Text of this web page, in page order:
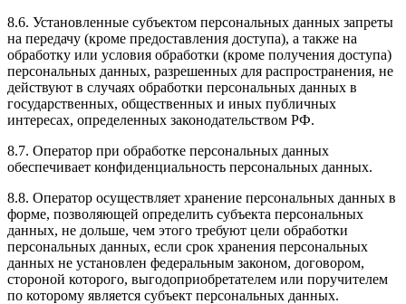
8.6. Установленные субъектом персональных данных запреты
на передачу (кроме предоставления доступа), а также на
обработку или условия обработки (кроме получения доступа)
персональных данных, разрешенных для распространения, не
действуют в случаях обработки персональных данных в
государственных, общественных и иных публичных
интересах, определенных законодательством РФ.
8.7. Оператор при обработке персональных данных
обеспечивает конфиденциальность персональных данных.
8.8. Оператор осуществляет хранение персональных данных в
форме, позволяющей определить субъекта персональных
данных, не дольше, чем этого требуют цели обработки
персональных данных, если срок хранения персональных
данных не установлен федеральным законом, договором,
стороной которого, выгодоприобретателем или поручителем
по которому является субъект персональных данных.